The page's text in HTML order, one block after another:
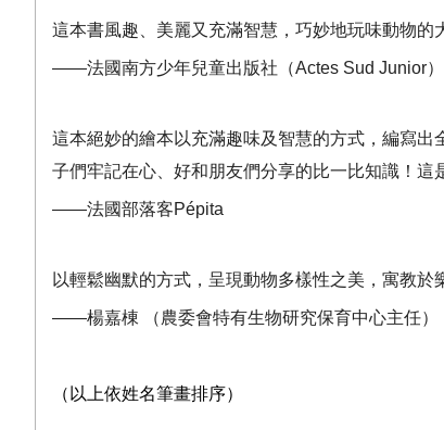
這本書風趣、美麗又充滿智慧，巧妙地玩味動物的
——法國南方少年兒童出版社（Actes Sud Junior）
這本絕妙的繪本以充滿趣味及智慧的方式，編寫
子們牢記在心、好和朋友們分享的比一比知識！這
——法國部落客Pépita
以輕鬆幽默的方式，呈現動物多樣性之美，寓教於
——楊嘉棟 （農委會特有生物研究保育中心主任）
（以上依姓名筆畫排序）